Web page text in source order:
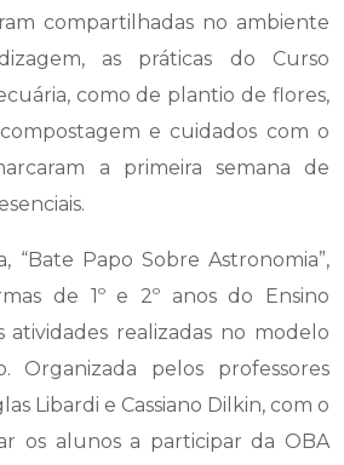
compartilhadas no ambiente
as práticas do Curso
como de plantio de flores,
e cuidados com o
a primeira semana de
“Bate Papo Sobre Astronomia”,
de 1º e 2º anos do Ensino
atividades realizadas no modelo
Organizada pelos professores
Libardi e Cassiano Dilkin, com o
os alunos a participar da OBA